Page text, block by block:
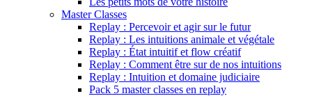
Master Classes
Replay : Percevoir et agir sur le futur
Replay : Les intuitions animale et végétale
Replay : État intuitif et flow créatif
Replay : Comment être sur de nos intuitions
Replay : Intuition et domaine judiciaire
Pack 5 master classes en replay